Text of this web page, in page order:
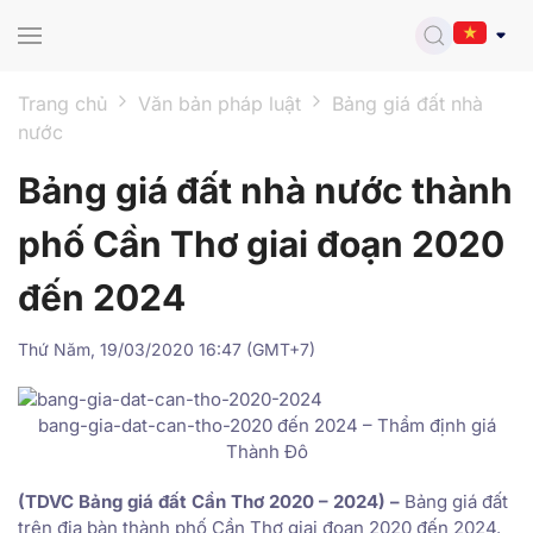
Trang chủ Văn bản pháp luật
Bảng giá đất nhà
nước
Bảng giá đất nhà nước thành
phố Cần Thơ giai đoạn 2020
đến 2024
Thứ Năm, 19/03/2020 16:47 (GMT+7)
bang-gia-dat-can-tho-2020 đến 2024 – Thẩm định giá
Thành Đô
(TDVC Bảng giá đất Cần Thơ 2020 – 2024) – Bảng giá đất
trên địa bàn thành phố Cần Thơ giai đoạn 2020 đến 2024.